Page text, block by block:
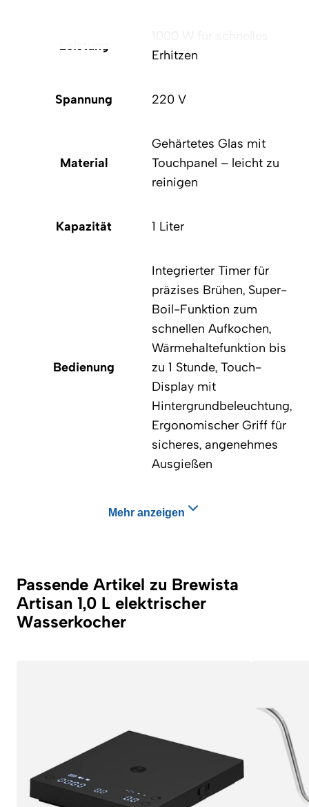
Leistung
Erhitzen
Spannung 220 V
Material
Gehärtetes Glas mit
Touchpanel – leicht zu
reinigen
Kapazität 1 Liter
Bedienung
Integrierter Timer für
präzises Brühen, Super-
Boil-Funktion zum
schnellen Aufkochen,
Wärmehaltefunktion bis
zu 1 Stunde, Touch-
Display mit
Hintergrundbeleuchtung,
Ergonomischer Griff für
sicheres, angenehmes
Ausgießen
Mehr anzeigen
Passende Artikel zu Brewista
Artisan 1,0 L elektrischer
Wasserkocher